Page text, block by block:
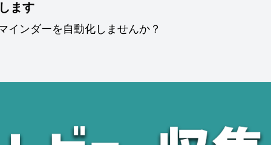
ます
インダーを自動化しませんか？